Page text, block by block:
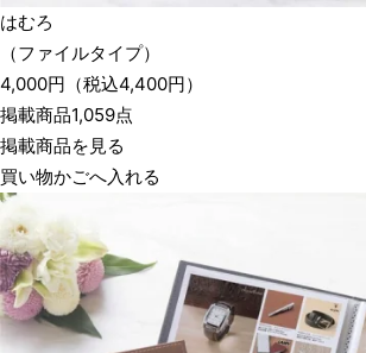
はむろ
（ファイルタイプ）
4,000円 （税込4,400円）
掲載商品1,059点
掲載商品を見る
買い物かごへ入れる